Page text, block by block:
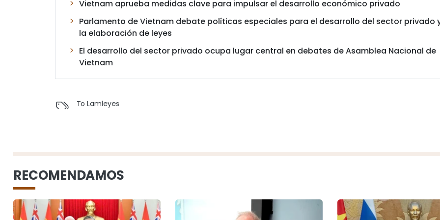
Vietnam aprueba medidas clave para impulsar el desarrollo económico privado
Parlamento de Vietnam debate políticas especiales para el desarrollo del sector privado
la elaboración de leyes
El desarrollo del sector privado ocupa lugar central en debates de Asamblea Nacional de
Vietnam
To Lamleyes
RECOMENDAMOS